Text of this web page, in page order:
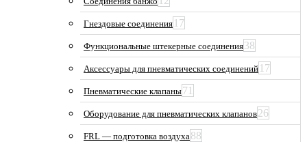
Гнездовые соединения 17
Функциональные штекерные соединения38
Аксессуары для пневматических соединений 17
Пневматические клапаны71
Оборудование для пневматических клапанов26
FRL — подготовка воздуха88